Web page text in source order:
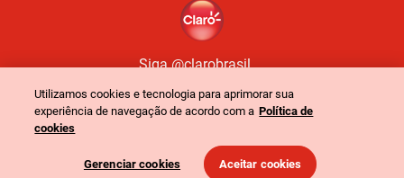
Siga @clarobrasil
Claro. Todos os direitos reservados-
CNPJ: 40.432.544/0001-47-
Rua Henri Dunant, 780 - São Paulo - SP
Utilizamos cookies e tecnologia para aprimorar sua
experiência de navegação de acordo com a Política de
cookies
Gerenciar cookies Aceitar cookies